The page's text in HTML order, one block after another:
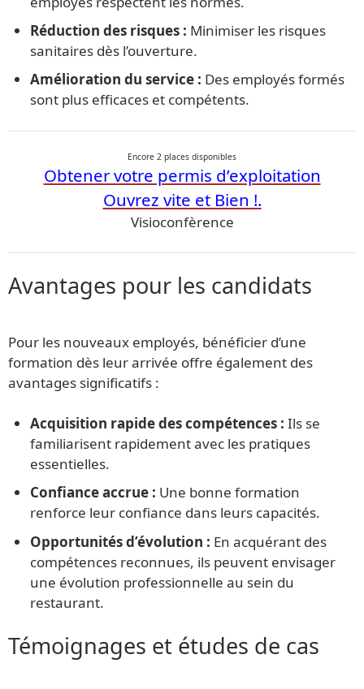
Réduction des risques : Minimiser les risques
sanitaires dès l’ouverture.
Amélioration du service : Des employés formés
sont plus efficaces et compétents.
Encore 2 places disponibles
Obtener votre permis d’exploitation
Ouvrez vite et Bien !.
Visioconfèrence
Avantages pour les candidats
Pour les nouveaux employés, bénéficier d’une
formation dès leur arrivée offre également des
avantages significatifs :
Acquisition rapide des compétences : Ils se
familiarisent rapidement avec les pratiques
essentielles.
Confiance accrue : Une bonne formation
renforce leur confiance dans leurs capacités.
Opportunités d’évolution : En acquérant des
compétences reconnues, ils peuvent envisager
une évolution professionnelle au sein du
restaurant.
Témoignages et études de cas